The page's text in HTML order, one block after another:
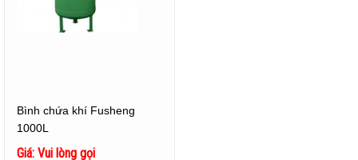
Bình chứa khí Fusheng
1000L
Giá: Vui lòng gọi